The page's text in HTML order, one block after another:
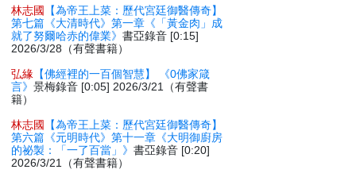
林志國
【為帝王上菜：歷代宮廷御醫傳奇】
第七篇《大清時代》第一章《「黃金肉」成
就了努爾哈赤的偉業》書亞錄音 [0:15]
2026/3/28（有聲書籍）
弘緣 【佛經裡的一百個智慧】 《0佛家箴
言》景梅錄音 [0:05] 2026/3/21（有聲書
籍）
林志國
【為帝王上菜：歷代宮廷御醫傳奇】
第六篇《元明時代》第十一章《大明御廚房
的祕製：「一了百當」》書亞錄音 [0:20]
2026/3/21（有聲書籍）